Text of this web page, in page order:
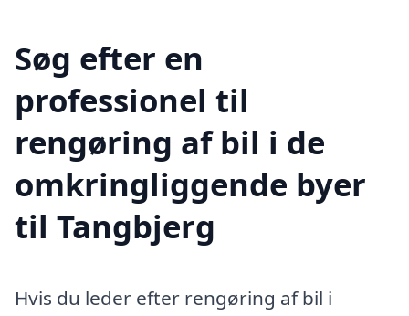
Søg efter en
professionel til
rengøring af bil i de
omkringliggende byer
til Tangbjerg
Hvis du leder efter rengøring af bil i